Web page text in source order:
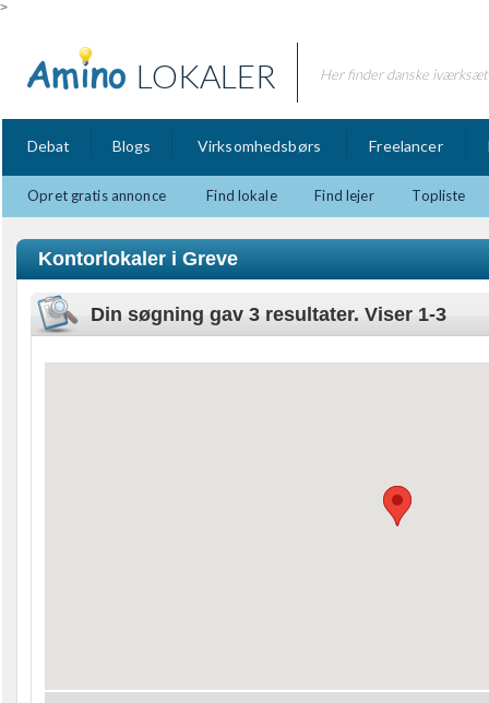
>
LOKALER Her finder danske
Debat Blogs Virksomhedsbørs Freelancer
Opret gratis annonce Find lokale Find lejer Topliste
Kontorlokaler i Greve
Din søgning gav 3 resultater. Viser 1-3